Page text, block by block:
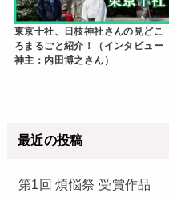
東京十社、日枝神社さんの見どこ
ろまるごと紹介！（インタビュー
神主：内田博之さん）
最近の投稿
第1回 煩悩祭 受賞作品